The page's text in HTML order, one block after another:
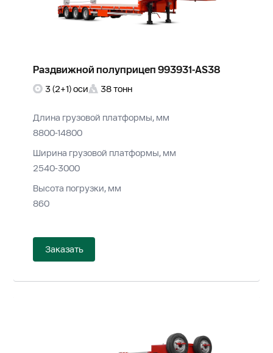
Раздвижной полуприцеп 993931-AS38
3 (2+1) оси 38 тонн
Длина грузовой платформы, мм
8800-14800
Ширина грузовой платформы, мм
2540-3000
Высота погрузки, мм
860
Заказать